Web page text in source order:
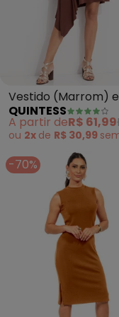
Vestido (Marrom)
Malha de Viscose
QUINTESS
A partir deR$ 61,99
ou 2x de R$ 30,99
-70%